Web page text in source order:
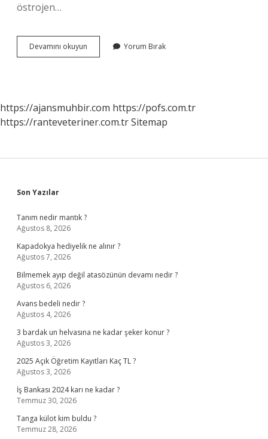
östrojen…
Devamını okuyun Testosteron
Hangi
Yorum Bırak
https://ajansmuhbir.com https://pofs.com.tr
https://ranteveteriner.com.trSitemap
Sidebar
Son Yazılar
Tanım nedir mantık ?
Ağustos 8, 2026
Kapadokya hediyelik ne alınır ?
Ağustos 7, 2026
Bilmemek ayıp değil atasözünün devamı nedir ?
Ağustos 6, 2026
Avans bedeli nedir ?
Ağustos 4, 2026
3 bardak un helvasına ne kadar şeker konur ?
Ağustos 3, 2026
2025 Açık Öğretim Kayıtları Kaç TL ?
Ağustos 3, 2026
İş Bankası 2024 karı ne kadar ?
Temmuz 30, 2026
Tanga külot kim buldu ?
Temmuz 28, 2026